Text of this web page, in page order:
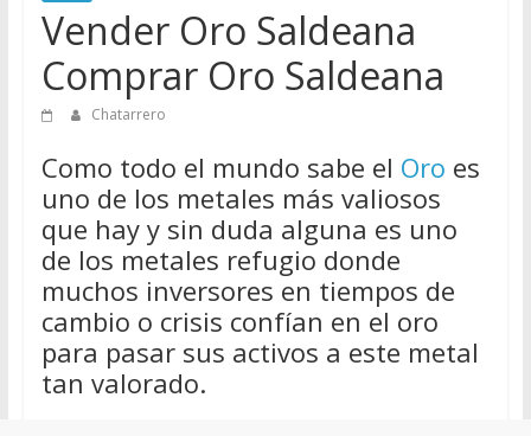
vender
Chatarra
Vender Oro Saldeana
Comprar Oro Saldeana
Chatarrero
Como todo el mundo sabe el Oro es
uno de los metales más valiosos
que hay y sin duda alguna es uno
de los metales refugio donde
muchos inversores en tiempos de
cambio o crisis confían en el oro
para pasar sus activos a este metal
tan valorado.